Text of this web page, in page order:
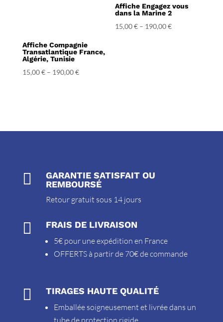
Affiche Compagnie
Transatlantique France,
Algérie, Tunisie
15,00€– 190,00€
Affiche Engagez vous
dans la Marine 2
15,00€ – 190,00€

GARANTIE SATISFAIT OU
REMBOURSÉ
Retour gratuit sous 14 jours
 FRAIS DE LIVRAISON
5€ pour une expédition en France
OFFERTS à partir de 70€ de commande
 TIRAGES HAUTE QUALITÉ
Emballée soigneusement et livrée dans un
tube de protection rigide